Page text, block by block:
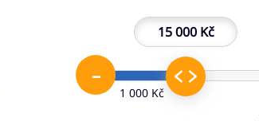
15 000 Kč
–
1 000 Kč